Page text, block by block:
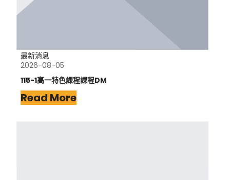
最新消息
2026-08-05
115-1高一特色課程課程DM
Read More